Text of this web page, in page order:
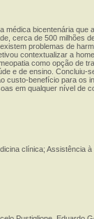
médica bicentenária
cerca de 500 milhões
problemas de
contextualizar a
como opção de
e de ensino. Concluiu-
custo-benefício para os
em qualquer nível de
clínica; Assistência à